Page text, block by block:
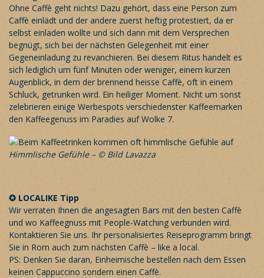
Ohne Caffè geht nichts! Dazu gehört, dass eine Person zum
Caffè einlädt und der andere zuerst heftig protestiert, da er
selbst einladen wollte und sich dann mit dem Versprechen
begnügt, sich bei der nächsten Gelegenheit mit einer
Gegeneinladung zu revanchieren. Bei diesem Ritus handelt es
sich lediglich um fünf Minuten oder weniger, einem kurzen
Augenblick, in dem der brennend heisse Caffè, oft in einem
Schluck, getrunken wird. Ein heiliger Moment. Nicht um sonst
zelebrieren einige Werbespots verschiedenster Kaffeemarken
den Kaffeegenuss im Paradies auf Wolke 7.
Himmlische Gefühle – © Bild Lavazza
✪ LOCALIKE Tipp
Wir verraten Ihnen die angesagten Bars mit den besten Caffè
und wo Kaffeegnuss mit People-Watching verbunden wird.
Kontaktieren Sie uns. Ihrpersonalisiertes Reiseprogrammbringt
Sie in Rom auch zum nächsten Caffè – like a local.
PS: Denken Sie daran, Einheimische bestellen nach dem Essen
keinen Cappuccino sondern einen Caffè.